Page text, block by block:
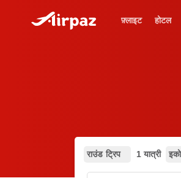
फ़्लाइट होटल
राउंड ट्रिप 1 यात्री